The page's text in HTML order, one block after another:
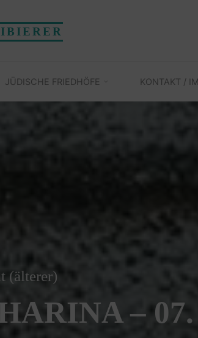
JÜDISCHE FRIEDHÖFE KONTAKT /
(älterer)
– 07.